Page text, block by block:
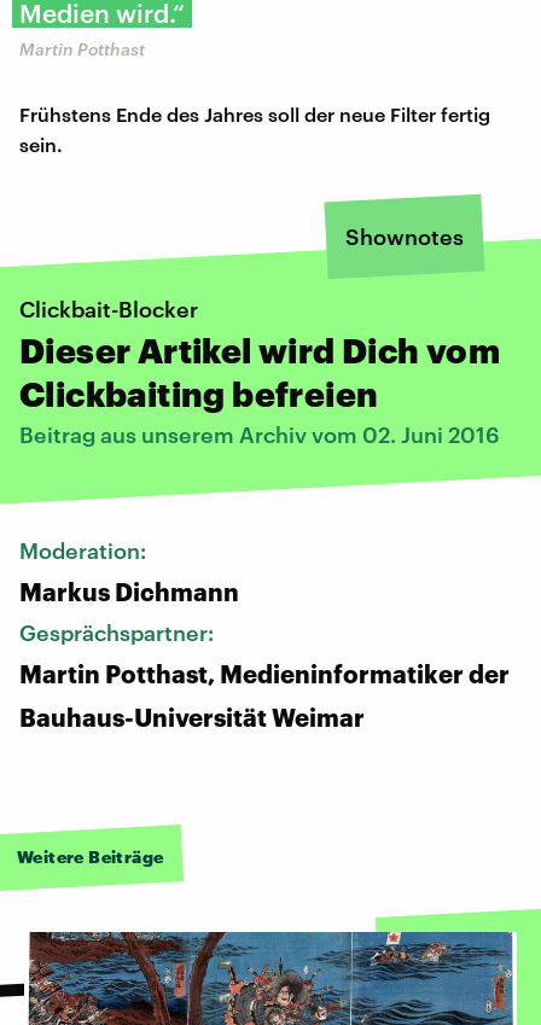
Medien wird.“
Martin Potthast
Frühstens Ende des Jahres soll der neue Filter fertig
sein.
Shownotes
Clickbait-Blocker
Dieser Artikel wird Dich vom
Clickbaiting befreien
Beitrag aus unserem Archiv vom 02. Juni 2016
Moderation:
Markus Dichmann
Gesprächspartner:
Martin Potthast, Medieninformatiker der
Bauhaus-Universität Weimar
Weitere Beiträge